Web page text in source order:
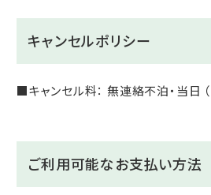
お気軽にお立ち寄りくださいませ。
キャンセルポリシー
■キャンセル料： 無連絡不泊・当日
ご利用可能なお支払い方法